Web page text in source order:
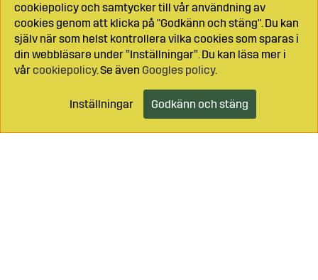
cookiepolicy och samtycker till vår användning av
cookies genom att klicka på "Godkänn och stäng". Du kan
själv när som helst kontrollera vilka cookies som sparas i
din webbläsare under ”Inställningar”. Du kan läsa mer i
vårcookiepolicy. Se även Googles policy.
Inställningar Godkänn och stäng